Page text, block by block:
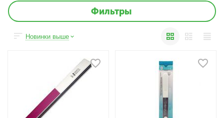
Фильтры
Новинки выше